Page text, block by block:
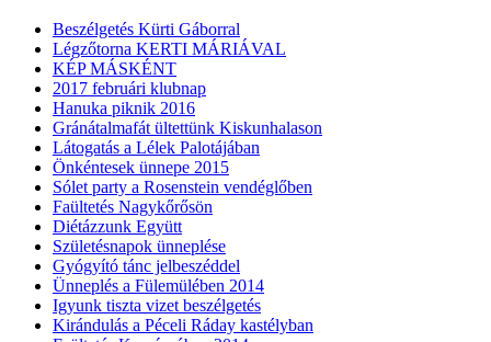
Beszélgetés Kürti Gáborral
Légzőtorna KERTI MÁRIÁVAL
KÉP MÁSKÉNT
2017 februári klubnap
Hanuka piknik 2016
Gránátalmafát ültettünk Kiskunhalason
Látogatás a Lélek Palotájában
Önkéntesek ünnepe 2015
Sólet party a Rosenstein vendéglőben
Faültetés Nagykőrősön
Diétázzunk Együtt
Születésnapok ünneplése
Gyógyító tánc jelbeszéddel
Ünneplés a Fülemülében 2014
Igyunk tiszta vizet beszélgetés
Kirándulás a Péceli Ráday kastélyban